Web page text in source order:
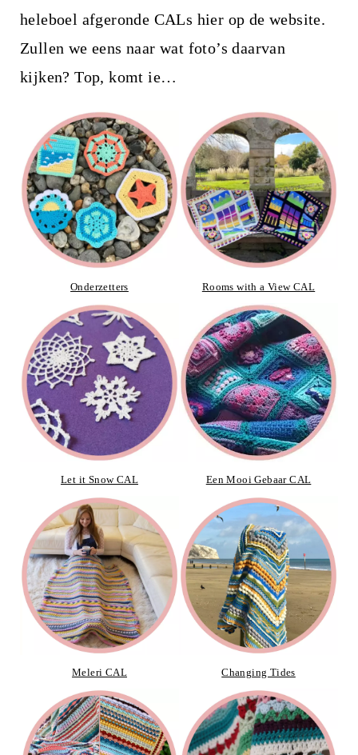
heleboel afgeronde CALs hier op de website.
Zullen we eens naar wat foto’s daarvan
kijken? Top, komt ie…
Onderzetters Rooms with a View CAL
Let it Snow CAL Een Mooi Gebaar CAL
Meleri CAL Changing Tides